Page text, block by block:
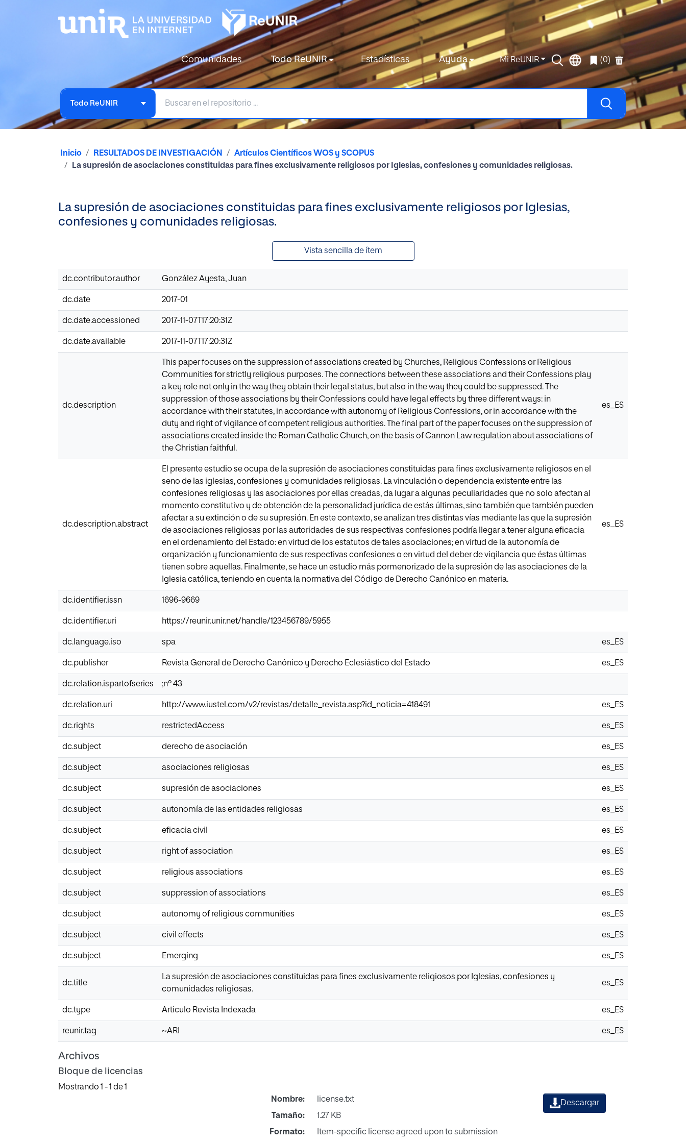
Comunidades Todo ReUNIR Estadísticas Ayuda Mi ReUNIR (0)
Todo ReUNIR
Inicio RESULTADOS DE INVESTIGACIÓN
Artículos Científicos WOS y SCOPUS
La supresión de asociaciones constituidas para fines exclusivamente religiosos por Iglesias, confesiones y comunidades religiosas.
La supresión de asociaciones constituidas para fines exclusivamente religiosos por Iglesias,
confesiones y comunidades religiosas.
Vista sencilla de ítem
dc.contributor.author González Ayesta, Juan
dc.date 2017-01
dc.date.accessioned 2017-11-07T17:20:31Z
dc.date.available 2017-11-07T17:20:31Z
dc.description
This paper focuses on the suppression of associations created by Churches, Religious Confessions or Religious
Communities for strictly religious purposes. The connections between these associations and their Confessions play
a key role not only in the way they obtain their legal status, but also in the way they could be suppressed. The
suppression of those associations by their Confessions could have legal effects by three different ways: in
accordance with their statutes, in accordance with autonomy of Religious Confessions, or in accordance with the
duty and right of vigilance of competent religious authorities. The final part of the paper focuses on the suppression of
associations created inside the Roman Catholic Church, on the basis of Cannon Law regulation about associations of
the Christian faithful.
es_ES
dc.description.abstract
El presente estudio se ocupa de la supresión de asociaciones constituidas para fines exclusivamente religiosos en el
seno de las iglesias, confesiones y comunidades religiosas. La vinculación o dependencia existente entre las
confesiones religiosas y las asociaciones por ellas creadas, da lugar a algunas peculiaridades que no solo afectan al
momento constitutivo y de obtención de la personalidad jurídica de estás últimas, sino también que también pueden
afectar a su extinción o de su supresión. En este contexto, se analizan tres distintas vías mediante las que la supresión
de asociaciones religiosas por las autoridades de sus respectivas confesiones podría llegar a tener alguna eficacia
en el ordenamiento del Estado: en virtud de los estatutos de tales asociaciones; en virtud de la autonomía de
organización y funcionamiento de sus respectivas confesiones o en virtud del deber de vigilancia que éstas últimas
tienen sobre aquellas. Finalmente, se hace un estudio más pormenorizado de la supresión de las asociaciones de la
Iglesia católica, teniendo en cuenta la normativa del Código de Derecho Canónico en materia.
es_ES
dc.identifier.issn 1696-9669
dc.identifier.uri https://reunir.unir.net/handle/123456789/5955
dc.language.iso spa es_ES
dc.publisher Revista General de Derecho Canónico y Derecho Eclesiástico del Estado es_ES
dc.relation.ispartofseries ;nº 43
dc.relation.uri http://www.iustel.com/v2/revistas/detalle_revista.asp?id_noticia=418491 es_ES
dc.rights restrictedAccess es_ES
dc.subject derecho de asociación es_ES
dc.subject asociaciones religiosas es_ES
dc.subject supresión de asociaciones es_ES
dc.subject autonomía de las entidades religiosas es_ES
dc.subject eficacia civil es_ES
dc.subject right of association es_ES
dc.subject religious associations es_ES
dc.subject suppression of associations es_ES
dc.subject autonomy of religious communities es_ES
dc.subject civil effects es_ES
dc.subject Emerging es_ES
dc.title
La supresión de asociaciones constituidas para fines exclusivamente religiosos por Iglesias, confesiones y
comunidades religiosas.
es_ES
dc.type Articulo Revista Indexada es_ES
reunir.tag ~ARI es_ES
Archivos
Bloque de licencias
Mostrando 1 - 1 de 1
Nombre:
license.txt
Tamaño:
1.27 KB
Formato:
Item-specific license agreed upon to submission
Descargar